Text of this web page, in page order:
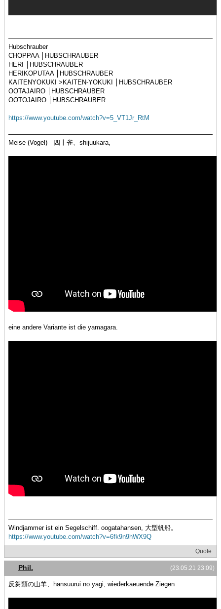
Hubschrauber
CHOPPAA │HUBSCHRAUBER
HERI │HUBSCHRAUBER
HERIKOPUTAA │HUBSCHRAUBER
KAITENYOKUKI >KAITEN-YOKUKI │HUBSCHRAUBER
OOTAJAIRO │HUBSCHRAUBER
OOTOJAIRO │HUBSCHRAUBER
https://www.youtube.com/watch?v=5_VT1Jr_RtM
Meise (Vogel) 四十雀、shijuukara,
eine andere Variante ist die yamagara.
Windjammer ist ein Segelschiff. oogatahansen, 大型帆船。
https://www.youtube.com/watch?v=6fk9n9hWX9Q
Quote
(23.05.21 23:09)
Phil.
反芻類の山羊、hansuurui no yagi, wiederkaeuende Ziegen